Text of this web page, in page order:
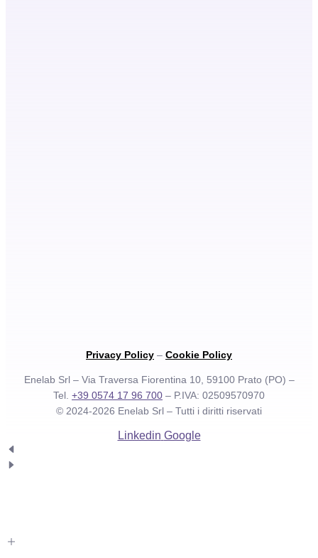
Privacy Policy – Cookie Policy
Enelab Srl – Via Traversa Fiorentina 10, 59100 Prato (PO) –
Tel. +39 0574 17 96 700 – P.IVA: 02509570970
© 2024-2026 Enelab Srl – Tutti i diritti riservati
Linkedin Google